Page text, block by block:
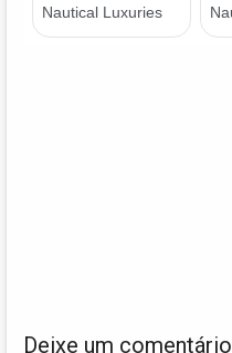
Deixe um comentário